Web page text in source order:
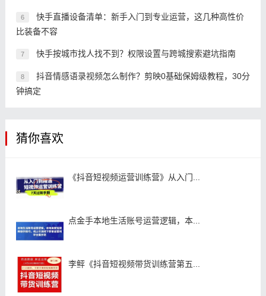
6
快手直播设备清单：新手入门到专业运营，这几种高性价
比装备不容
7 快手按城市找人找不到？权限设置与跨城搜索避坑指南
8
抖音情感语录视频怎么制作？剪映0基础保姆级教程，30分
钟搞定
猜你喜欢
《抖音短视频运营训练营》从入门...
点金手本地生活账号运营逻辑，本...
李鲆《抖音短视频带货训练营第五...